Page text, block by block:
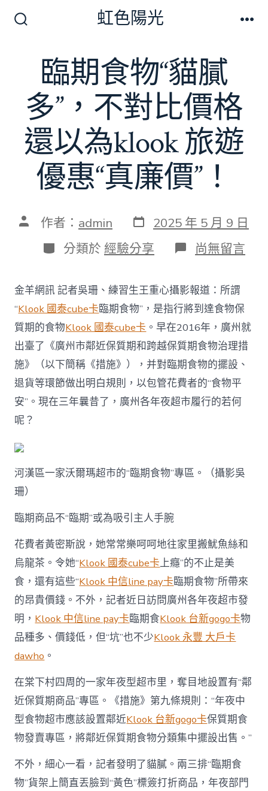
關
虹色陽光
臨期食物“貓膩
多”，不對比價格
還以為klook 旅遊
優惠“真廉價”！
文 作者： admin 發
表
日
期
2025 年 5 月 9 日
分
類
分類於 經驗分享 在
〈臨
食
物
“貓
膩
多”，
不
對
比
價
格
還
優
中
尚無留言
金羊網訊 記者吳珊、練習生王重心攝影報道：所謂
“Klook 國泰cube卡臨期食物”，是指行將到達食物保
質期的食物Klook 國泰cube卡 。早在2016年，廣州就
出臺了《廣州市鄰近保質期和跨越保質期食物治理措
施》（以下簡稱《措施》），并對臨期食物的擺設、
退貨等環節做出明白規則，以包管花費者的“食物平
安”。現在三年曩昔了，廣州各年夜超市履行的若何
呢？
河漢區一家沃爾瑪超市的“臨期食物”專區。（攝影吳
珊）
臨期商品不“臨期”或為吸引主人手腕
花費者黃密斯說，她常常樂呵呵地往家里搬魷魚絲和
烏龍茶。令她“Klook 國泰cube卡上癮”的不止是美
食，還有這些“Klook 中信line pay卡臨期食物”所帶來
的昂貴價錢。不外，記者近日訪問廣州各年夜超市發
明， Klook 中信line pay卡臨期食Klook 台新gogo卡物
品種多、價錢低，但“坑”也不少Klook 永豐 大戶卡
dawho 。
在棠下村四周的一家年夜型超市里，奪目地設置有“鄰
近保質期商品”專區。《措施》第九條規則：“年夜中
型食物超市應該設置鄰近Klook 台新gogo卡保質期食
物發賣專區，將鄰近保質期食物分類集中擺設出售。”
不外，細心一看，記者發明了貓膩。兩三排“臨期食
物”貨架上簡直丟臉到“黃色”標簽打折商品，年夜部門